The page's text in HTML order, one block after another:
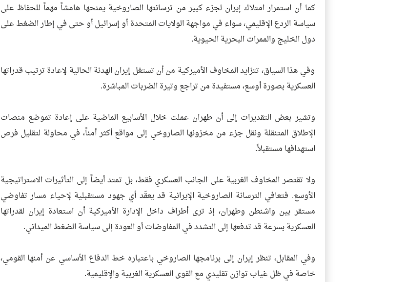
كما أن استمرار امتلاك إيران لجزء كبير من ترسانتها الصاروخية يمنحها هامشاً مهماً للحفاظ على
سياسة الردع الإقليمي، سواء في مواجهة الولايات المتحدة أو إسرائيل أو حتى في إطار الضغط على
دول الخليج والممرات البحرية الحيوية.
وفي هذا السياق، تتزايد المخاوف الأميركية من أن تستغل إيران الهدنة الحالية لإعادة ترتيب قدراتها
العسكرية بصورة أوسع، مستفيدة من تراجع وتيرة الضربات المباشرة.
وتشير بعض التقديرات إلى أن طهران عملت خلال الأسابيع الماضية على إعادة تموضع منصات
الإطلاق المتنقلة ونقل جزء من مخزونها الصاروخي إلى مواقع أكثر أمناً، في محاولة لتقليل فرص
استهدافها مستقبلاً.
ولا تقتصر المخاوف الغربية على الجانب العسكري فقط، بل تمتد أيضاً إلى التأثيرات الاستراتيجية
الأوسع. فتعافي الترسانة الصاروخية الإيرانية قد يعقّد أي جهود مستقبلية لإحياء مسار تفاوضي
مستقر بين واشنطن وطهران، إذ ترى أطراف داخل الإدارة الأميركية أن استعادة إيران لقدراتها
العسكرية بسرعة قد تدفعها إلى التشدد في المفاوضات أو العودة إلى سياسة الضغط الميداني.
وفي المقابل، تنظر إيران إلى برنامجها الصاروخي باعتباره خط الدفاع الأساسي عن أمنها القومي،
خاصة في ظل غياب توازن تقليدي مع القوى العسكرية الغربية والإقليمية.